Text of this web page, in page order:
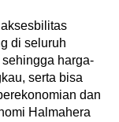
di seluruh
harga-
serta bisa
dan
Halmahera